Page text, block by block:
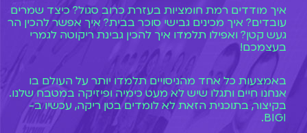
איך מודדים רמת חומציות בעזרת כרוב סגול? כיצד שמרים
עובדים? איך מכינים גבישי סוכר בבית? איך אפשר להכין הר
געש קטן? ואפילו תלמדו איך להכין גבינת ריקוטה לגמרי
בעצמכם!
באמצעות כל אחד מהניסויים תלמדו יותר על העולם בו
אנחנו חיים ותגלו שיש לא מעט כימיה ופיזיקה במטבח שלנו.
בקיצור, בתוכנית הזאת לא לומדים בטן ריקה, עכשיו ב-
BIGI.